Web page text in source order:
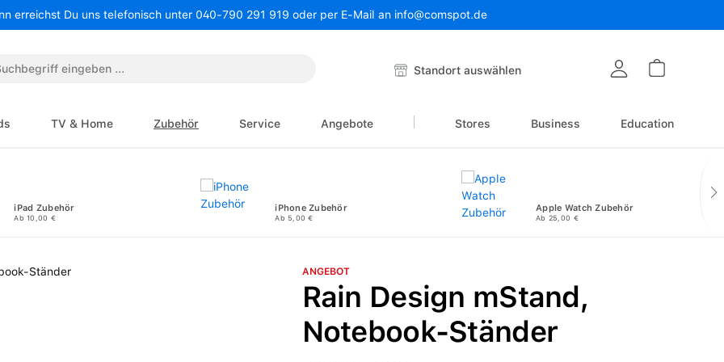
erreichst Du uns telefonisch unter 040-790 291 919 oder per E-Mail an info@comspot.de
Standort auswählen
TV & Home Zubehör Service Angebote Stores Business Education
iPad Zubehör
Ab 10,00 €
iPhone Zubehör
Ab 5,00 €
Apple Watch Zubehör
Ab 25,00 €
ANGEBOT
Rain Design mStand,
Notebook-Ständer